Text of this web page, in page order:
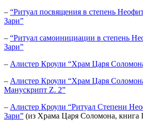
– “Ритуал посвящения в степень
Зари”
– “Ритуал самоинициации в степень
Зари”
– Алистер Кроули “Храм Царя
– Алистер Кроули “Храм Царя
Манускрипт Z. 2”
– Алистер Кроули “Ритуал Степени
Зари” (из Храма Царя Соломона, книга